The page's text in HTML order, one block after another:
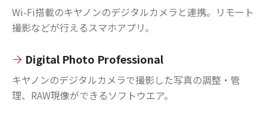
Wi-Fi搭載のキヤノンのデジタルカメラと連携。リモート
撮影などが行えるスマホアプリ。
Digital Photo Professional
キヤノンのデジタルカメラで撮影した写真の調整・管
理、RAW現像ができるソフトウエア。